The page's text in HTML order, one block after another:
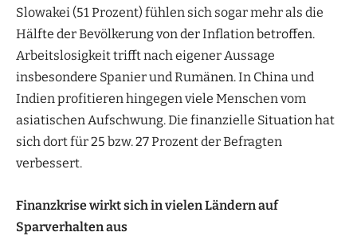
Slowakei (51 Prozent) fühlen sich sogar mehr als die
Hälfte der Bevölkerung von der Inflation betroffen.
Arbeitslosigkeit trifft nach eigener Aussage
insbesondere Spanier und Rumänen. In China und
Indien profitieren hingegen viele Menschen vom
asiatischen Aufschwung. Die finanzielle Situation hat
sich dort für 25 bzw. 27 Prozent der Befragten
verbessert.
Finanzkrise wirkt sich in vielen Ländern auf
Sparverhalten aus